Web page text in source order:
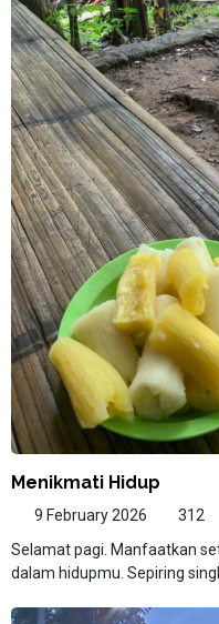
Menikmati Hidup
9 February 2026 312
Selamat pagi. Manfaatkan
dalam hidupmu. Sepiring